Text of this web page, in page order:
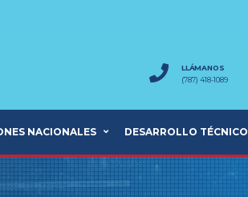
LLÁMANOS
(787) 418-1089
NACIONALES DESARROLLO TÉCNICO